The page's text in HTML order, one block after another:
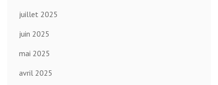
juillet 2025
juin 2025
mai 2025
avril 2025